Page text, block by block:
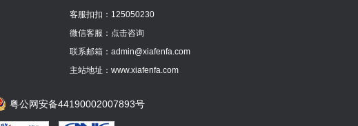
客服扣扣： 125050230
微信客服： 点击咨询
联系邮箱：admin@xiafenfa.com
主站地址： www.xiafenfa.com
粤公网安备44190002007893号